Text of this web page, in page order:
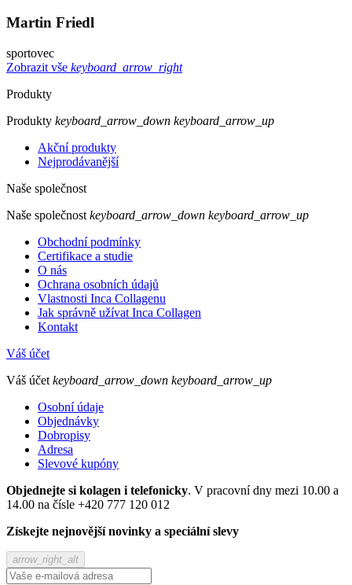
Martin Friedl
sportovec
Zobrazit vše keyboard_arrow_right
Produkty
Produkty keyboard_arrow_down keyboard_arrow_up
Akční produkty
Nejprodávanější
Naše společnost
Naše společnost keyboard_arrow_down keyboard_arrow_up
Obchodní podmínky
Certifikace a studie
O nás
Ochrana osobních údajů
Vlastnosti Inca Collagenu
Jak správně užívat Inca Collagen
Kontakt
Váš účet
Váš účet keyboard_arrow_down keyboard_arrow_up
Osobní údaje
Objednávky
Dobropisy
Adresa
Slevové kupóny
Objednejte si kolagen i telefonicky. V pracovní dny mezi 10.00 a
14.00 na čísle +420 777 120 012
Získejte nejnovější novinky a speciální slevy
arrow_right_alt